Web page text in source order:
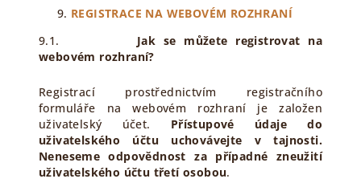
REGISTRACE NA WEBOVÉM ROZHRANÍ
9.1.
Jak se můžete registrovat na
webovém rozhraní?
Registrací prostřednictvím registračního
formuláře na webovém rozhraní je založen
uživatelský účet.
Přístupové údaje do
uživatelského účtu uchovávejte v tajnosti.
Neneseme odpovědnost za případné zneužití
uživatelského účtu třetí osobou.